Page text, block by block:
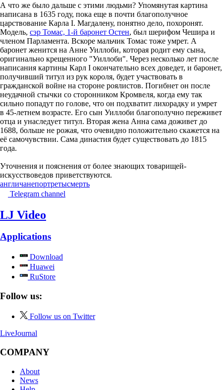
А что же было дальше с этими людьми? Упомянутая картина
написана в 1635 году, пока еще в почти благополучное
царствование Карла I. Магдалену, понятно дело, похоронят.
Модель, сэр Томас, 1-й баронет Остен, был шерифом Чешира и
членом Парламента. Вскоре мальчик Томас тоже умрет. А
баронет женится на Анне Уиллоби, которая родит ему сына,
оригинально крещенного "Уиллоби". Через несколько лет после
написания картины Карл I окончательно всех доведет, и баронет,
получивший титул из рук короля, будет участвовать в
гражданской войне на стороне роялистов. Погибнет он после
неудачной стычки со сторонником Кромвеля, когда ему так
сильно попадут по голове, что он подхватит лихорадку и умрет
в 45-летнем возрасте. Его сын Уиллоби благополучно переживет
отца и унаследует титул. Вторая жена Анна сама доживет до
1688, больше не рожая, что очевидно положительно скажется на
её самочувствии. Сама династия будет существовать до 1815
года.
Уточнения и пояснения от более знающих товарищей-
искусствоведов приветствуются.
англичанепортретысмерть
Telegram channel
LJ Video
Applications
Download
Huawei
RuStore
Follow us:
Follow us on Twitter
LiveJournal
COMPANY
About
News